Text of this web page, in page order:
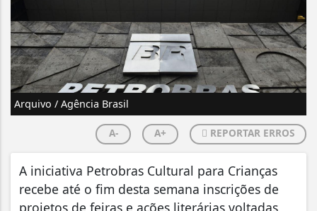
Arquivo / Agência Brasil
A- A+ REPORTAR ERROS
A iniciativa Petrobras Cultural para Crianças
recebe até o fim desta semana inscrições de
projetos de feiras e ações literárias voltadas